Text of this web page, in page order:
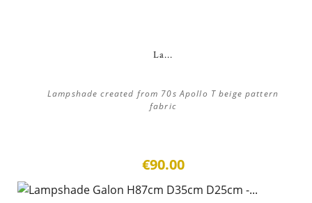
La...
Lampshade created from 70s Apollo T beige pattern
fabric
€90.00